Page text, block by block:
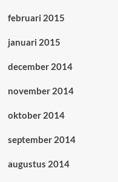
februari 2015
januari 2015
december 2014
november 2014
oktober 2014
september 2014
augustus 2014